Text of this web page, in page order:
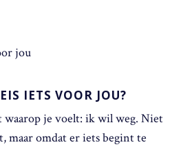
IETS VOOR JOU?
waarop je voelt: ik wil weg. Niet
maar omdat er iets begint te